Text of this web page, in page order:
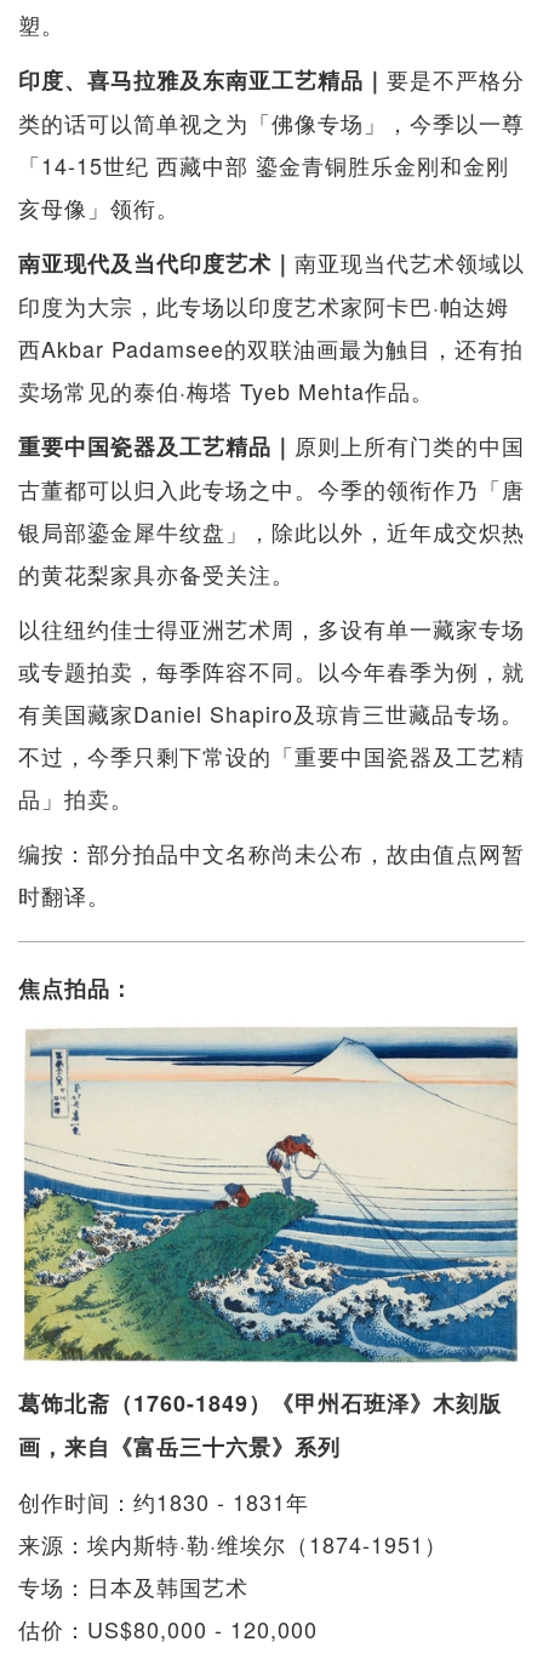
塑。
印度、喜马拉雅及东南亚工艺精品｜ 要是不严格分
类的话可以简单视之为「佛像专场」，今季以一尊
「14-15世纪 西藏中部 鎏金青铜胜乐金刚和金刚
亥母像」领衔。
南亚现代及当代印度艺术｜ 南亚现当代艺术领域以
印度为大宗，此专场以印度艺术家阿卡巴·帕达姆
西Akbar Padamsee的双联油画最为触目，还有拍
卖场常见的泰伯·梅塔 Tyeb Mehta作品。
重要中国瓷器及工艺精品｜ 原则上所有门类的中国
古董都可以归入此专场之中。今季的领衔作乃「唐
银局部鎏金犀牛纹盘」，除此以外，近年成交炽热
的黄花梨家具亦备受关注。
以往纽约佳士得亚洲艺术周，多设有单一藏家专场
或专题拍卖，每季阵容不同。以今年春季为例，就
有美国藏家Daniel Shapiro及琼肯三世藏品专场。
不过，今季只剩下常设的「重要中国瓷器及工艺精
品」拍卖。
编按：部分拍品中文名称尚未公布，故由值点网暂
时翻译。
焦点拍品：
葛饰北斋（1760-1849）《甲州石班泽》木刻版
画，来自《富岳三十六景》系列
创作时间：约1830 - 1831年
来源：埃内斯特·勒·维埃尔（1874-1951）
专场：日本及韩国艺术
估价：US$80,000 - 120,000